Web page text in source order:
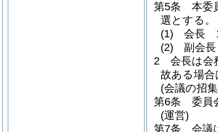
第5条
本委
選とする。
(1)
会長
(2)
副会
2
会長は会
故ある場
(会議の招
第6条
委員
(運営)
第7条
会議